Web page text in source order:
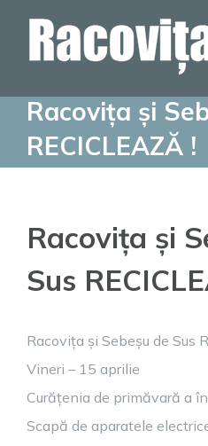
Racovița și
RECICLEAZĂ !
Racovița și
Sus
Racovița și Sebeșu de Sus
Vineri – 15 aprilie
Curățenia de primăvară a
Scapă de aparatele